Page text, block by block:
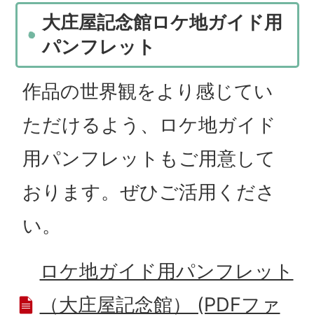
大庄屋記念館ロケ地ガイド用
パンフレット
作品の世界観をより感じてい
ただけるよう、ロケ地ガイド
用パンフレットもご用意して
おります。ぜひご活用くださ
い。
ロケ地ガイド用パンフレット
（大庄屋記念館） (PDFファ